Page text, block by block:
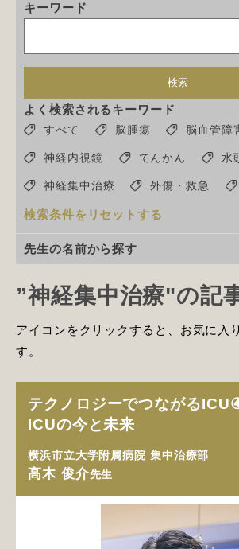
キーワード
検索
よく検索されるキーワード
すべて 脳腫瘍 脳血管障
神経内視鏡 てんかん 水
神経集中治療 外傷・救急
検索条件をリセットする
先生の名前から探す
”神経集中治療"の記
アイコンをクリックすると、お気に入
す。
テクノロジーでつながる
ICUの今と未来
横浜市立大学附属病院 集中治療部
高木 俊介先生